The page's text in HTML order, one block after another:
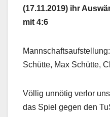
(17.11.2019) ihr
mit 4:6
Schütte, Max Schütte,
Völlig unnötig verlor
das Spiel gegen den